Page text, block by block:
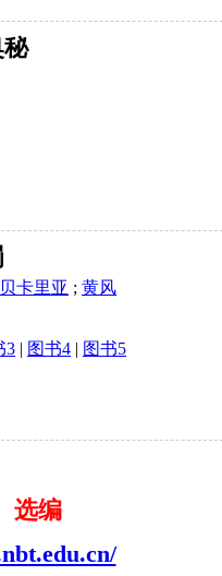
卡里亚 ; 黄风
3 | 图书4 | 图书5
选编